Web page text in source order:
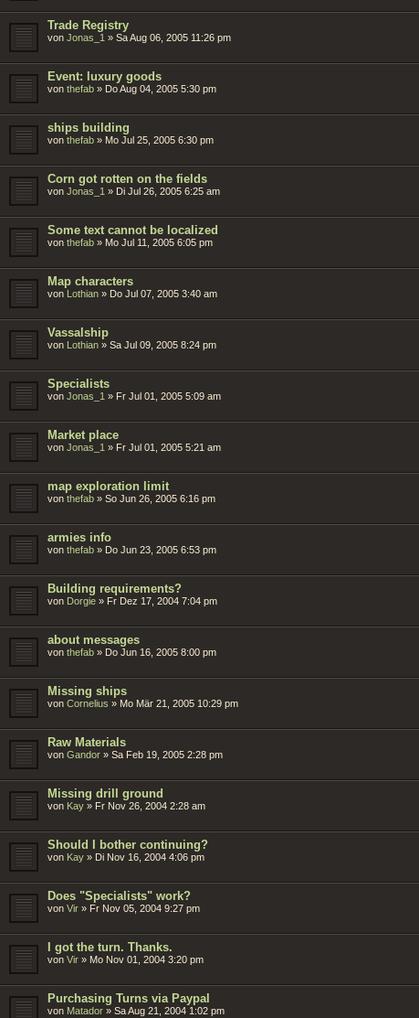
Trade Registry
von Jonas_1 » Sa Aug 06, 2005 11:26 pm
Event: luxury goods
von thefab » Do Aug 04, 2005 5:30 pm
ships building
von thefab » Mo Jul 25, 2005 6:30 pm
Corn got rotten on the fields
von Jonas_1 » Di Jul 26, 2005 6:25 am
Some text cannot be localized
von thefab » Mo Jul 11, 2005 6:05 pm
Map characters
von Lothian » Do Jul 07, 2005 3:40 am
Vassalship
von Lothian » Sa Jul 09, 2005 8:24 pm
Specialists
von Jonas_1 » Fr Jul 01, 2005 5:09 am
Market place
von Jonas_1 » Fr Jul 01, 2005 5:21 am
map exploration limit
von thefab » So Jun 26, 2005 6:16 pm
armies info
von thefab » Do Jun 23, 2005 6:53 pm
Building requirements?
von Dorgie » Fr Dez 17, 2004 7:04 pm
about messages
von thefab » Do Jun 16, 2005 8:00 pm
Missing ships
von Cornelius » Mo Mär 21, 2005 10:29 pm
Raw Materials
von Gandor » Sa Feb 19, 2005 2:28 pm
Missing drill ground
von Kay » Fr Nov 26, 2004 2:28 am
Should I bother continuing?
von Kay » Di Nov 16, 2004 4:06 pm
Does "Specialists" work?
von Vir » Fr Nov 05, 2004 9:27 pm
I got the turn. Thanks.
von Vir » Mo Nov 01, 2004 3:20 pm
Purchasing Turns via Paypal
von Matador » Sa Aug 21, 2004 1:02 pm